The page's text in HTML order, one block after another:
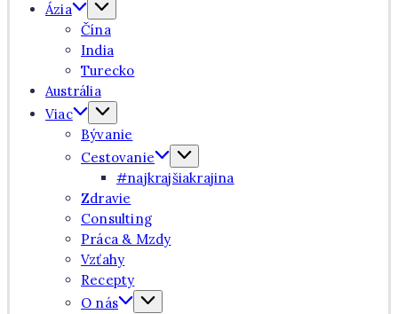
Ázia
Čína
India
Turecko
Austrália
Viac
Bývanie
Cestovanie
#najkrajšiakrajina
Zdravie
Consulting
Práca & Mzdy
Vzťahy
Recepty
O nás